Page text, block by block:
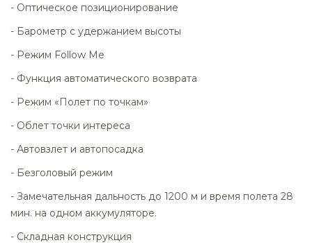
- Оптическое позиционирование
- Барометр с удержанием высоты
- Режим Follow Me
- Функция автоматического возврата
- Режим «Полет по точкам»
- Облет точки интереса
- Автовзлет и автопосадка
- Безголовый режим
- Замечательная дальность до 1200 м и время полета 28
мин. на одном аккумуляторе.
- Складная конструкция